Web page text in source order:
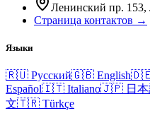
Ленинский пр.
Страница контактов →
Языки
🇷🇺 Русский🇬🇧 English
Español🇮🇹 Italiano🇯🇵 日
文🇹🇷 Türkçe